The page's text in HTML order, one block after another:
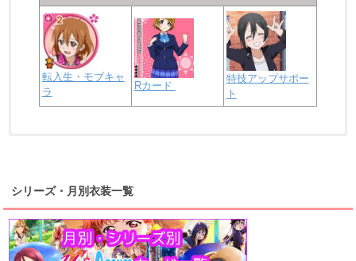
転入生・モブキャ
ラ
Rカード
特技アップサポー
ト
桜内梨子 高海千歌 渡辺曜
上原歩夢 宮下愛 優木せつ菜
シリーズ・月別衣装一覧